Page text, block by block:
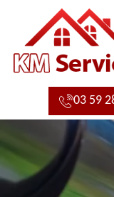
03 59